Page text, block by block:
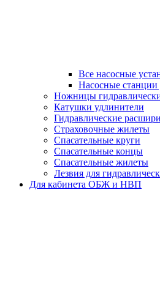
Все насосные
Насосные станции
Ножницы
Катушки удлинители
Гидравлические
Страховочные жилеты
Спасательные круги
Спасательные концы
Спасательные жилеты
Лезвия для
Для кабинета ОБЖ и НВП